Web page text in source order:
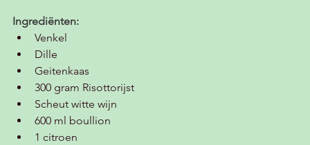
Ingrediënten:
Venkel
Dille
Geitenkaas
300 gram Risottorijst
Scheut witte wijn
600 ml boullion
1 citroen